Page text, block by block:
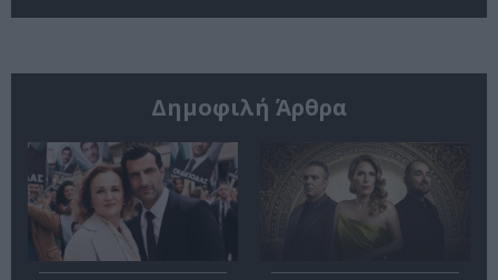
Δημοφιλή Άρθρα